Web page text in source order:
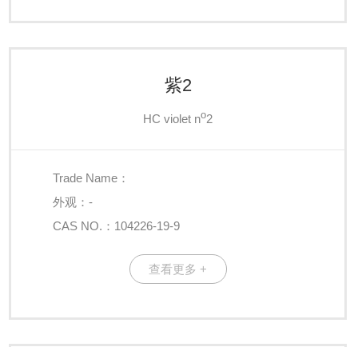
紫2
HC violet no2
Trade Name：
外观：-
CAS NO.：104226-19-9
查看更多 +